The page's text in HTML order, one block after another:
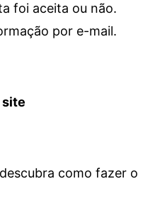
foi aceita ou não.
por e-mail.
site
como fazer o